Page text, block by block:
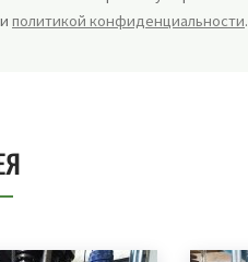
политикой конфиденциальности